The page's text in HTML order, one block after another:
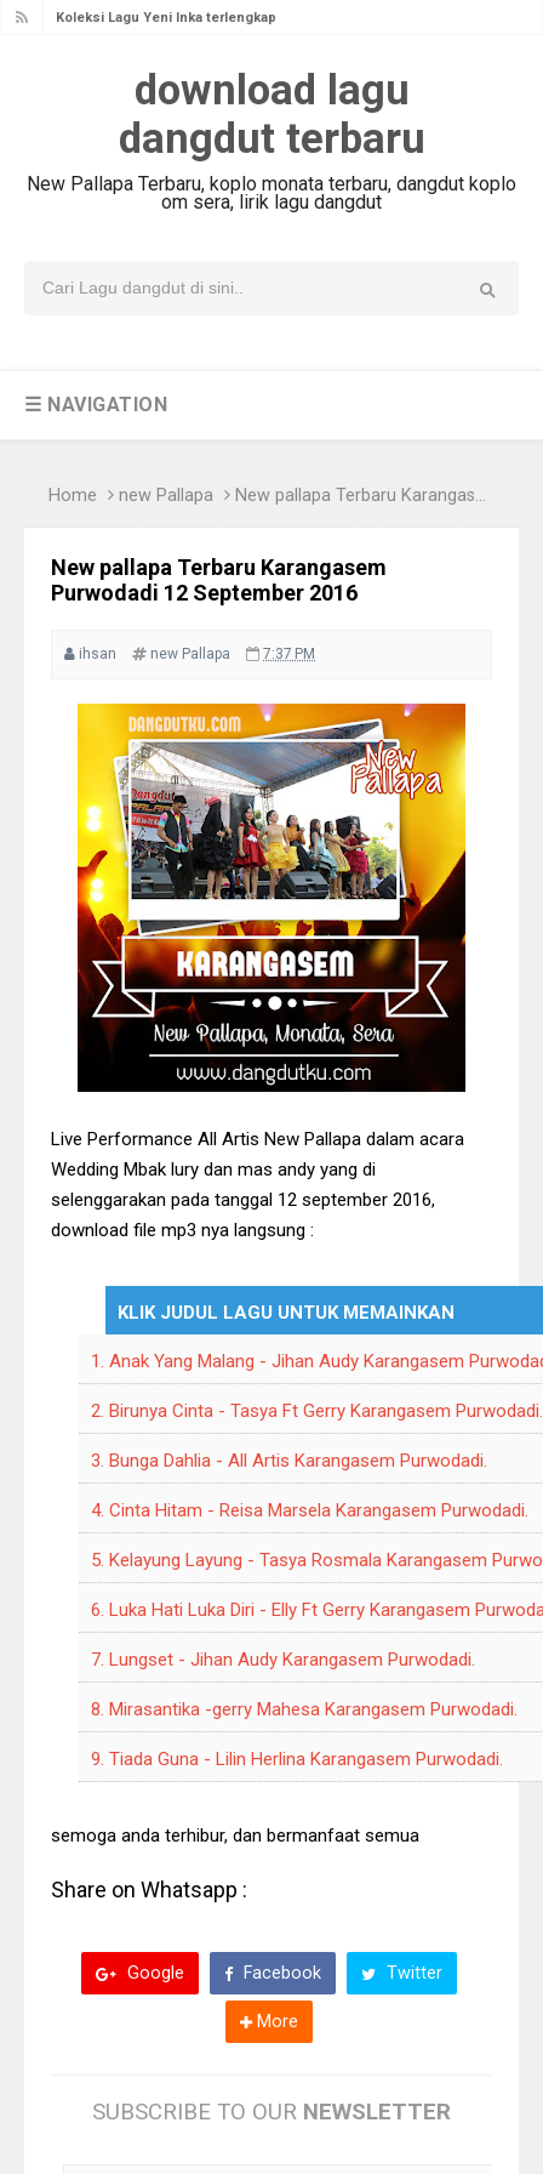
Koleksi Lagu Yeni Inka terlengkap
JADWAL manggung FULL NEW
PALLAPA TERBARU tahun 2018
Kompilasi 20 Lagu Terbaru Gerry
Mahesa 2018 #part1
100 Lagu Terbaik Nella Kharisma
JADWAL Manggung FULL NEW
PALLAPA Terbaru 2017
Dangdut Koplo Terbaru 2017 FULL +
FULL Album New Pallapa 2017
Kumpulan Lagu terbaru Gerry
Surat Cinta Untuk Starla - Elsa Safira
Monata [HD Audio - Dangdut Koplo
Terbaru 2017]
Lirik Tangis Tanpa Air Mata - Tasya
Rosmala Om Adella 2017
Lagu Dangdut Kasih tak Sampai -
Gerry ft Tasya OM Aurora 2017 + Lirik
Pengantin Baru - Gerry Mahesa ft
Tasya rosmala OM Aurora 2017 + Lirik
Gita Cinta - Gerry ft Tasya Rosmala
New Pallapa Terbaru 2017 Live
Pandangan Wetan - Mitra Manunggal
Lagu terbaru Gerry Mahesa - Sifana +
Full New Pallapa Terbaru 2017 Karang
Bener Kudus - Compack Community
35 Lagu Dangdut Terbaik Jihan Audy
Terbaru 2017
57 Lagu terbaik Tasya Rosmala Full
Album New Pallapa Terbaru 2017
Safara Terbaru New pallapa, Monata,
New Pallapa Terbaru Puink
Community 2016
New Pallapa Terbaru - Lathas
Wonokerto September 2016
Lirik
Download mp3 dan Lirik Dangdut
download lagu
dangdut terbaru
New Pallapa Terbaru, koplo monata terbaru, dangdut koplo
om sera, lirik lagu dangdut
☰ NAVIGATION
Home new Pallapa New pallapa Terbaru Karangasem Purwodadi 12 September 2016
New pallapa Terbaru Karangasem
Purwodadi 12 September 2016
ihsan new Pallapa 7:37 PM
Live Performance All Artis New Pallapa dalam acara
Wedding Mbak lury dan mas andy yang di
selenggarakan pada tanggal 12 september 2016,
download file mp3 nya langsung :
KLIK JUDUL LAGU UNTUK MEMAINKAN
1. Anak Yang Malang - Jihan Audy Karangasem
2. Birunya Cinta - Tasya Ft Gerry Karangasem Purwodadi.
3. Bunga Dahlia - All Artis Karangasem Purwodadi.
4. Cinta Hitam - Reisa Marsela Karangasem Purwodadi.
5. Kelayung Layung - Tasya Rosmala Karangasem
6. Luka Hati Luka Diri - Elly Ft Gerry Karangasem
7. Lungset - Jihan Audy Karangasem Purwodadi.
8. Mirasantika -gerry Mahesa Karangasem Purwodadi.
9. Tiada Guna - Lilin Herlina Karangasem Purwodadi.
semoga anda terhibur, dan bermanfaat semua
Share on Whatsapp :
Google Facebook Twitter
More
SUBSCRIBE TO OUR NEWSLETTER